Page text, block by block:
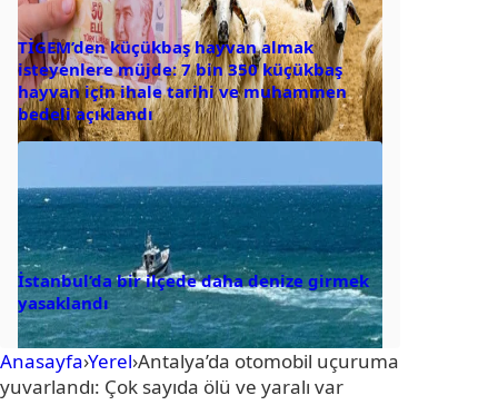
TİGEM’den küçükbaş hayvan almak
isteyenlere müjde: 7 bin 350 küçükbaş
hayvan için ihale tarihi ve muhammen
bedeli açıklandı
İstanbul’da bir ilçede daha denize girmek
yasaklandı
Anasayfa›Yerel›Antalya’da otomobil uçuruma
yuvarlandı: Çok sayıda ölü ve yaralı var